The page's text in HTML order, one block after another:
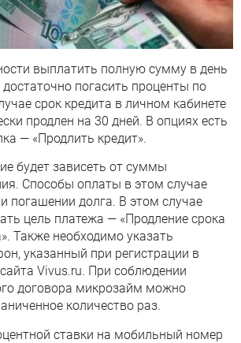
выплатить полную сумму в день
погасить проценты по
срок кредита в личном кабинете
продлен на 30 дней. В опциях есть
— «Продлить кредит».
будет зависеть от суммы
Способы оплаты в этом случае
погашении долга. В этом случае
цель платежа — «Продление срока
Также необходимо указать
указанный при регистрации в
Vivus.ru. При соблюдении
договора микрозайм можно
количество раз.
ставки на мобильный номер